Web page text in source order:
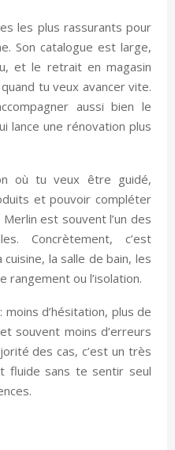
les plus rassurants pour
Son catalogue est large,
et le retrait en magasin
tu veux avancer vite.
aussi bien le
lance une rénovation plus
où tu veux être guidé,
et pouvoir compléter
est souvent l’un des
Concrètement, c’est
la salle de bain, les
rangement ou l’isolation.
d’hésitation, plus de
souvent moins d’erreurs
des cas, c’est un très
fluide sans te sentir seul